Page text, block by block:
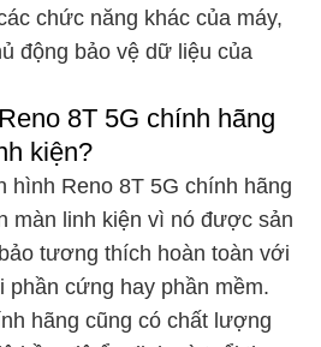
chức năng khác của máy,
động bảo vệ dữ liệu của
8T 5G chính hãng
kiện?
hình Reno 8T 5G chính hãng
màn linh kiện vì nó được sản
tương thích hoàn toàn với
phần cứng hay phần mềm.
hãng cũng có chất lượng